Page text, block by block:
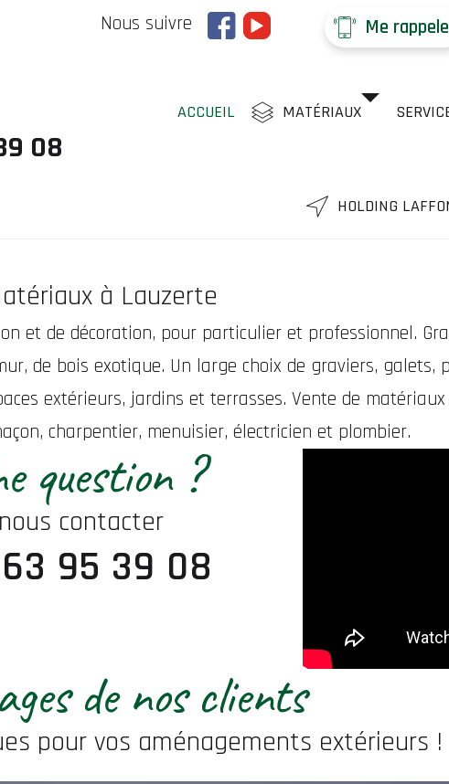
Nous suivre Me
08
ACCUEIL MATÉRIAUX
HOLDING
à Lauzerte
et de décoration, pour particulier et professionnel.
de bois exotique. Un large choix de graviers, galets,
extérieurs, jardins et terrasses. Vente de
charpentier, menuisier, électricien et plombier.
question ?
nous contacter
95 39 08
de nos clients
pour vos aménagements extérieurs !